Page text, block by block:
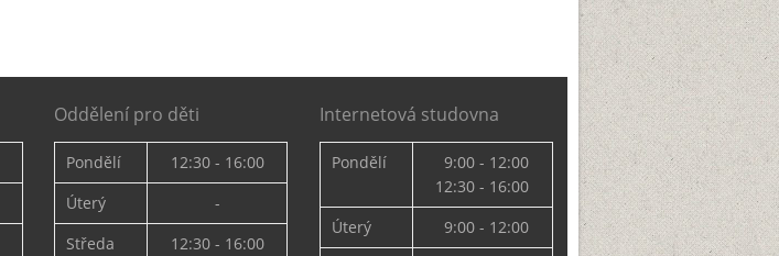
Oddělení pro děti
Pondělí
12:30 - 16:00
Úterý
-
Středa
12:30 - 16:00
Internetová studovna
Pondělí
9:00 - 12:00
12:30 - 16:00
Úterý
9:00 - 12:00